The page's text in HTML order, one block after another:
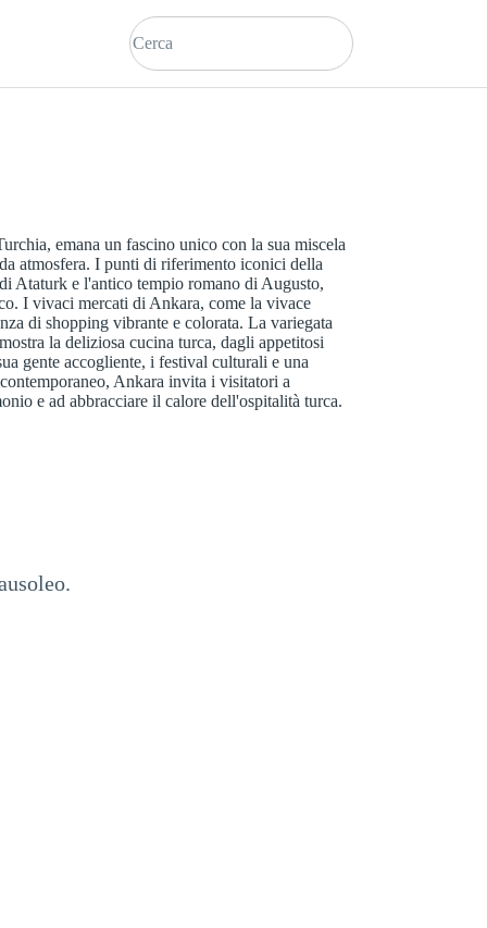
emana un fascino unico con la sua miscela
atmosfera. I punti di riferimento iconici della
Ataturk e l'antico tempio romano di Augusto,
I vivaci mercati di Ankara, come la vivace
di shopping vibrante e colorata. La variegata
la deliziosa cucina turca, dagli appetitosi
gente accogliente, i festival culturali e una
Ankara invita i visitatori a
e ad abbracciare il calore dell'ospitalità turca.